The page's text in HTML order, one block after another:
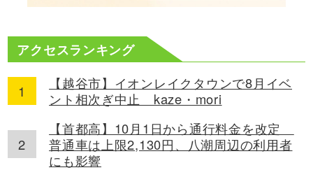
アクセスランキング
【越谷市】イオンレイクタウンで8月イベ
ント相次ぎ中止 kaze・mori
【首都高】10月1日から通行料金を改定
普通車は上限2,130円、八潮周辺の利用者
にも影響